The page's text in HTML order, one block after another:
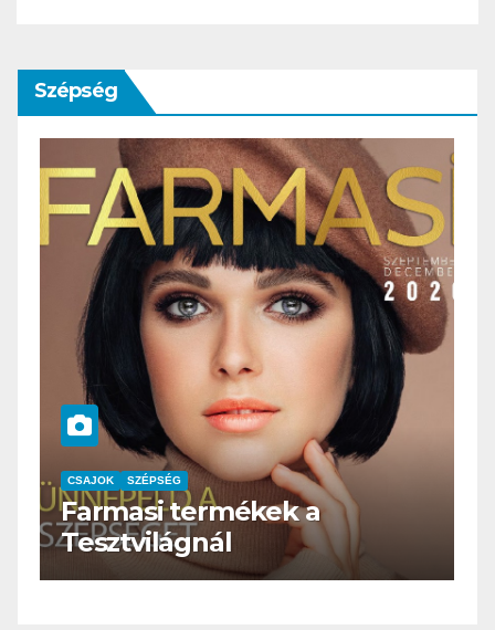
Szépség
CSAJOK SZÉPSÉG
HERBioticum